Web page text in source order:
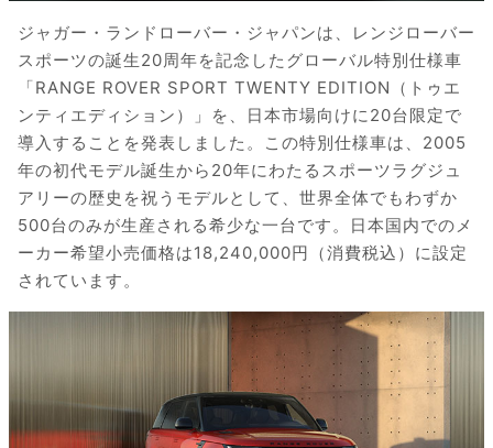
ジャガー・ランドローバー・ジャパンは、レンジローバー
スポーツの誕生20周年を記念したグローバル特別仕様車
「RANGE ROVER SPORT TWENTY EDITION（トゥエ
ンティエディション）」を、日本市場向けに20台限定で
導入することを発表しました。この特別仕様車は、2005
年の初代モデル誕生から20年にわたるスポーツラグジュ
アリーの歴史を祝うモデルとして、世界全体でもわずか
500台のみが生産される希少な一台です。日本国内でのメ
ーカー希望小売価格は18,240,000円（消費税込）に設定
されています。